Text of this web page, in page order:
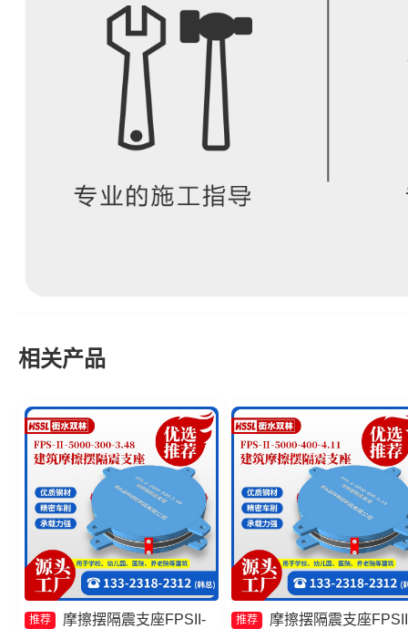
相关产品
推荐
摩擦摆隔震支座FPSII-
推荐
摩擦摆隔震支座